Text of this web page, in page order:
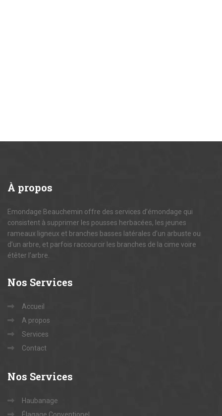
À propos
Emondage Beauchemin offre des services d’émondage qui
consistent à supprimer les pousses herbacées, les jeunes
rameaux ligneux et branches basses latérales d’un arbuste ou
d’un arbre, et parfois raccourcir les branches de la cime voire
étêter l’arbre.
Nos Services
Accueil
A propos
Services
Contact
Nos Services
Haubanage